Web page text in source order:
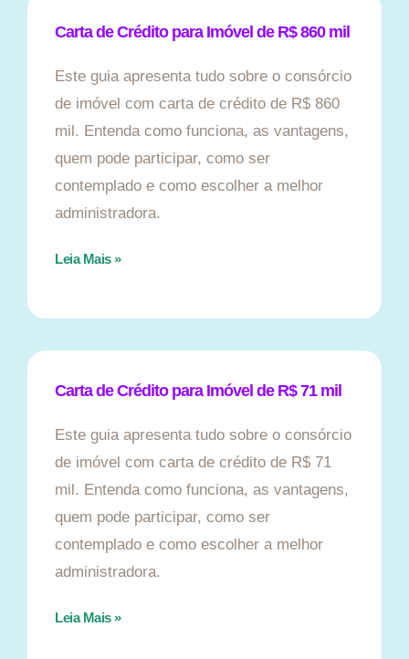
Carta de Crédito para Imóvel de R$ 860 mil
Este guia apresenta tudo sobre o consórcio
de imóvel com carta de crédito de R$ 860
mil. Entenda como funciona, as vantagens,
quem pode participar, como ser
contemplado e como escolher a melhor
administradora.
Leia Mais »
Carta de Crédito para Imóvel de R$ 71 mil
Este guia apresenta tudo sobre o consórcio
de imóvel com carta de crédito de R$ 71
mil. Entenda como funciona, as vantagens,
quem pode participar, como ser
contemplado e como escolher a melhor
administradora.
Leia Mais »